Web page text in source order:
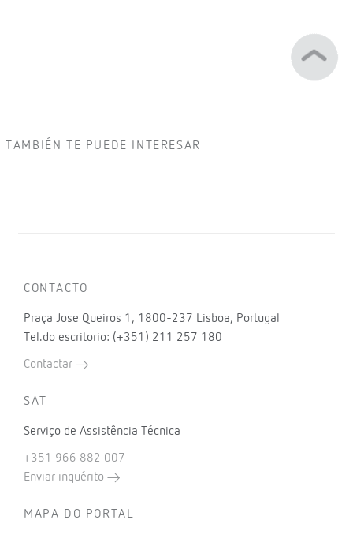
TAMBIÉN TE PUEDE INTERESAR
CONTACTO
Praça Jose Queiros 1, 1800-237 Lisboa, Portugal
Tel.do escritorio: (+351) 211 257 180
Contactar
SAT
Serviço de Assistência Técnica
+351 966 882 007
Enviar inquérito
MAPA DO PORTAL